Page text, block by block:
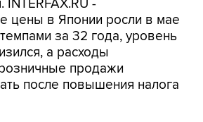
-
цены в Японии росли в мае
за 32 года, уровень
а расходы
продажи
после повышения налога